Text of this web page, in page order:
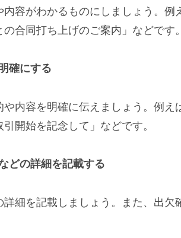
容がわかるものにしましょう。
合同打ち上げのご案内」などです。
確にする
や内容を明確に伝えましょう。例
開始を記念して」などです。
どの詳細を記載する
詳細を記載しましょう。また、出